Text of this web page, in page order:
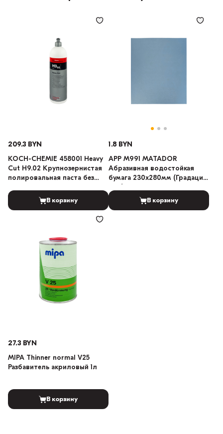
209.3 BYN
KOCH-CHEMIE 458001 Heavy
Cut H9.02 Крупнозернистая
полировальная паста без
В корзину
1.8 BYN
APP M991 MATADOR
Абразивная водостойкая
бумага 230x280мм (Градация:
В корзину
27.3 BYN
MIPA Thinner normal V25
Разбавитель акриловый 1л
В корзину